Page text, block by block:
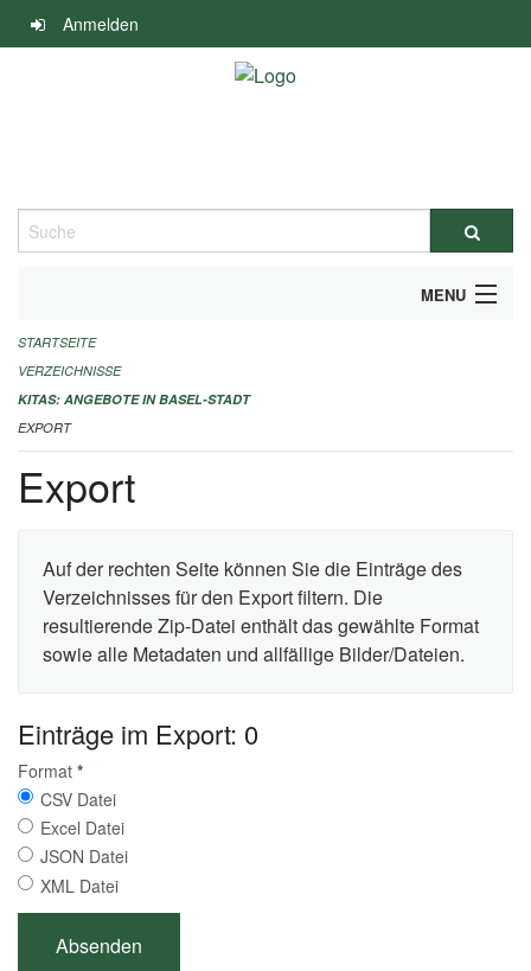
Navigation
überspringen
Anmelden
Suche
MENU
ALLGEMEINE INFORMATIONEN
IMPRESSUM
STARTSEITE
VERZEICHNISSE
KITAS: ANGEBOTE IN BASEL-STADT
EXPORT
Export
Auf der rechten Seite können Sie die Einträge des
Verzeichnisses für den Export filtern. Die
resultierende Zip-Datei enthält das gewählte Format
sowie alle Metadaten und allfällige Bilder/Dateien.
Einträge im Export: 0
Format *
CSV Datei
Excel Datei
JSON Datei
XML Datei